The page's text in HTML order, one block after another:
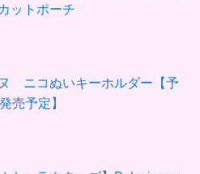
ットポーチ
ニコぬいキーホルダー【予
売予定】